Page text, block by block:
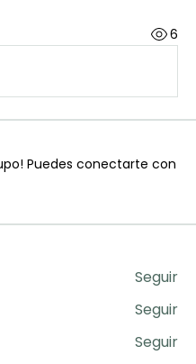
6
Puedes conectarte con
Seguir
Seguir
Seguir